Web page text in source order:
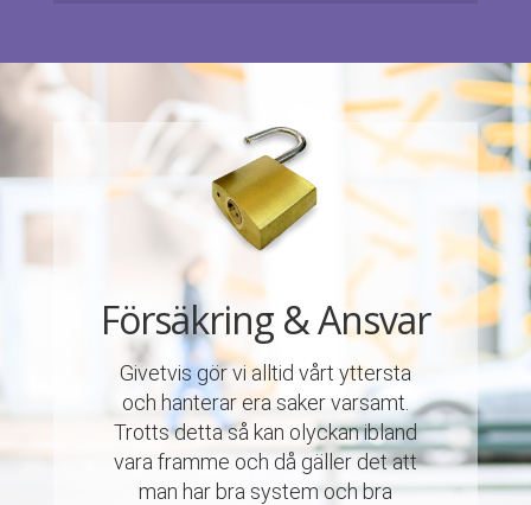
Försäkring & Ansvar
Givetvis gör vi alltid vårt yttersta
och hanterar era saker varsamt.
Trotts detta så kan olyckan ibland
vara framme och då gäller det att
man har bra system och bra